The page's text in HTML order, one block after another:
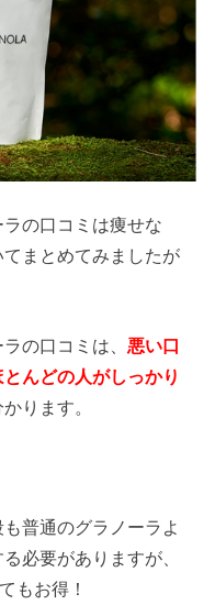
の口コミは痩せな
まとめてみましたが
の口コミは、 悪い口
んどの人がしっかり
ります。
普通のグラノーラよ
必要がありますが、
もお得！